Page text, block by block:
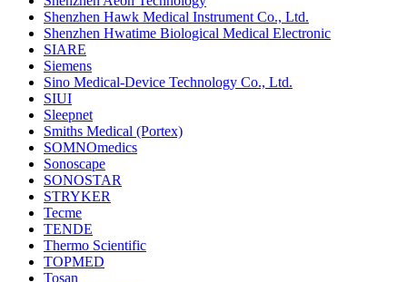
Shenzhen Hawk Medical Instrument Co., Ltd.
Shenzhen Hwatime Biological Medical Electronic
SIARE
Siemens
Sino Medical-Device Technology Co., Ltd.
SIUI
Sleepnet
Smiths Medical (Portex)
SOMNOmedics
Sonoscape
SONOSTAR
STRYKER
Tecme
TENDE
Thermo Scientific
TOPMED
Tosan